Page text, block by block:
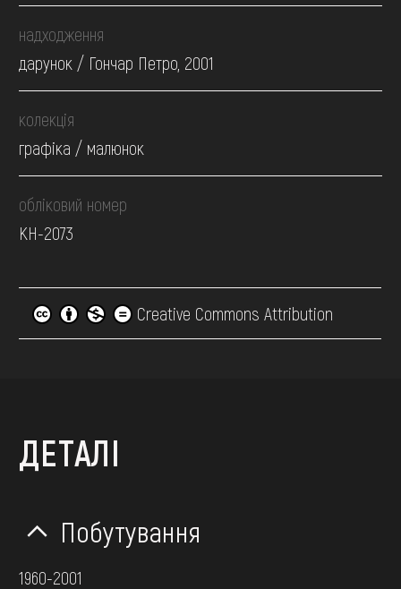
надходження
дарунок / Гончар Петро, 2001
колекція
графіка / малюнок
обліковий номер
КН-2073
Creative Commons Attribution
ДЕТАЛІ
Побутування
1960-2001